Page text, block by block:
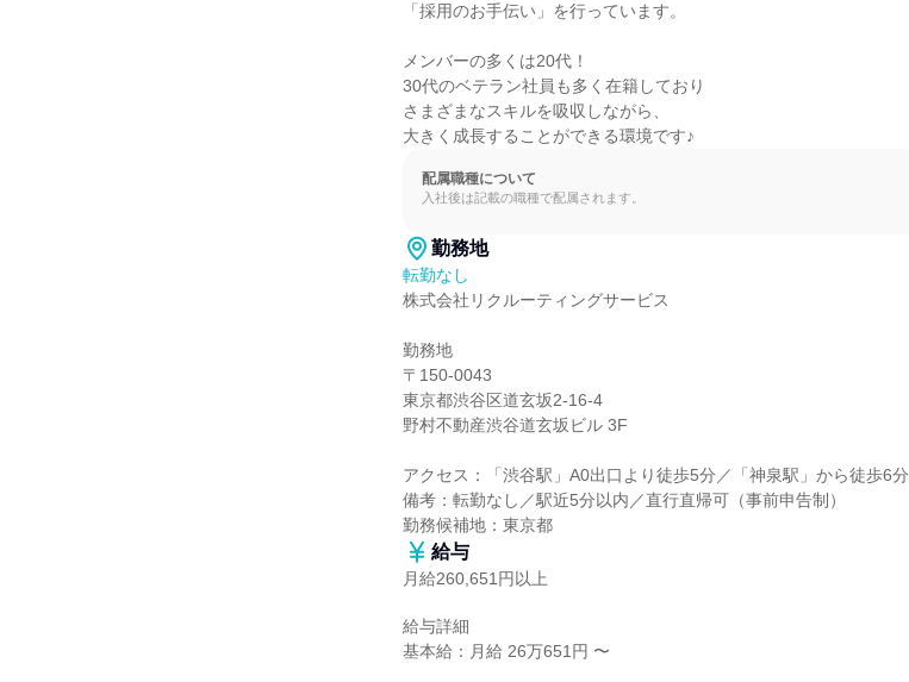
「採用のお手伝い」を行っています。
メンバーの多くは20代！
30代のベテラン社員も多く在籍しており
さまざまなスキルを吸収しながら、
大きく成長することができる環境です♪
配属職種について
入社後は記載の職種で配属されます。
勤務地
転勤なし
株式会社リクルーティングサービス
勤務地
〒150-0043
東京都渋谷区道玄坂2-16-4
野村不動産渋谷道玄坂ビル 3F
アクセス：「渋谷駅」A0出口より徒歩5分／「神泉駅」から徒歩6分
備考：転勤なし／駅近5分以内／直行直帰可（事前申告制）
勤務候補地：東京都
給与
月給260,651円以上
給与詳細
基本給：月給 26万651円 〜